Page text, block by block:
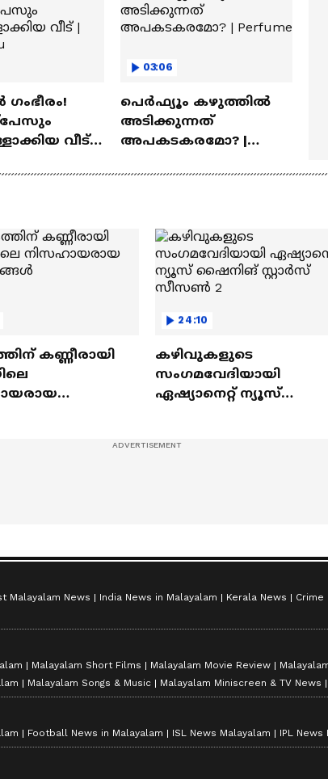
ഗംഭീരം!
വീട് |
03:06
പെർഫ്യൂം കഴുത്തിൽ
അടിക്കുന്നത്
അപകടകരമോ? |
കണ്ണീരായി
24:10
കഴിവുകളുടെ
സംഗമവേദിയായി
ഏഷ്യാനെറ്റ് ന്യൂസ്
Malayalam News India News in Malayalam Kerala News Crime
Malayalam Short Films Malayalam Movie Review
Malayalam Songs & Music Malayalam Miniscreen & TV News
Football News in Malayalam ISL News Malayalam IPL News